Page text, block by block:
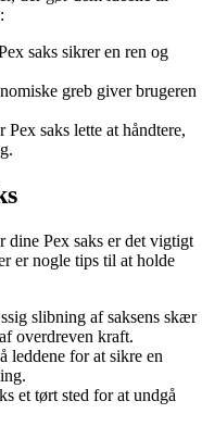
saks sikrer en ren og
greb giver brugeren
Pex saks lette at håndtere,
dine Pex saks er det vigtigt
er nogle tips til at holde
slibning af saksens skær
overdreven kraft.
leddene for at sikre en
et tørt sted for at undgå